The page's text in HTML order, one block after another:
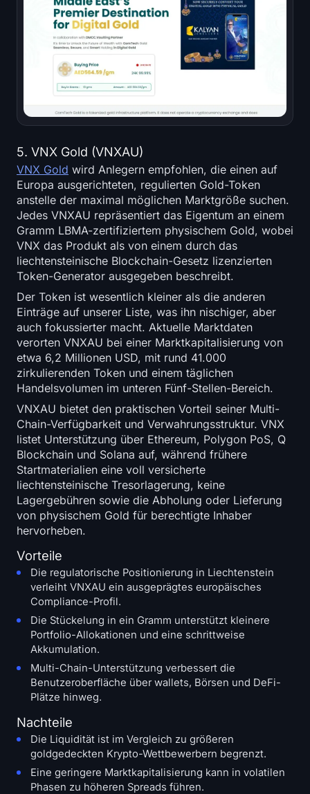
5. VNX Gold (VNXAU)
VNX Gold wird Anlegern empfohlen, die einen auf
Europa ausgerichteten, regulierten Gold-Token
anstelle der maximal möglichen Marktgröße suchen.
Jedes VNXAU repräsentiert das Eigentum an einem
Gramm LBMA-zertifiziertem physischem Gold, wobei
VNX das Produkt als von einem durch das
liechtensteinische Blockchain-Gesetz lizenzierten
Token-Generator ausgegeben beschreibt.
Der Token ist wesentlich kleiner als die anderen
Einträge auf unserer Liste, was ihn nischiger, aber
auch fokussierter macht. Aktuelle Marktdaten
verorten VNXAU bei einer Marktkapitalisierung von
etwa 6,2 Millionen USD, mit rund 41.000
zirkulierenden Token und einem täglichen
Handelsvolumen im unteren Fünf-Stellen-Bereich.
VNXAU bietet den praktischen Vorteil seiner Multi-
Chain-Verfügbarkeit und Verwahrungsstruktur. VNX
listet Unterstützung über Ethereum, Polygon PoS, Q
Blockchain und Solana auf, während frühere
Startmaterialien eine voll versicherte
liechtensteinische Tresorlagerung, keine
Lagergebühren sowie die Abholung oder Lieferung
von physischem Gold für berechtigte Inhaber
hervorheben.
Vorteile
Die regulatorische Positionierung in Liechtenstein
verleiht VNXAU ein ausgeprägtes europäisches
Compliance-Profil.
Die Stückelung in ein Gramm unterstützt kleinere
Portfolio-Allokationen und eine schrittweise
Akkumulation.
Multi-Chain-Unterstützung verbessert die
Benutzeroberfläche über wallets, Börsen und DeFi-
Plätze hinweg.
Nachteile
Die Liquidität ist im Vergleich zu größeren
goldgedeckten Krypto-Wettbewerbern begrenzt.
Eine geringere Marktkapitalisierung kann in volatilen
Phasen zu höheren Spreads führen.